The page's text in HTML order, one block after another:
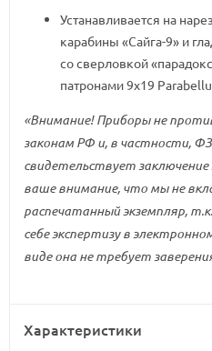
Устанавливается на
карабины «Сайга-9» и
со сверловкой
патронами 9х19
«Внимание! Приборы не
законам РФ и, в частности,
свидетельствует
ваше внимание, что мы не
распечатанный экземпляр,
себе экспертизу в
виде она не требует
Характеристики